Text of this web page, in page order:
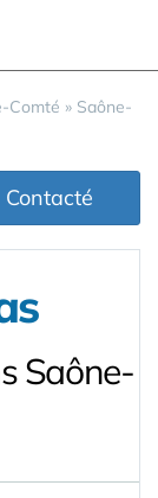
Comté » Saône-
Contacté
Saône-